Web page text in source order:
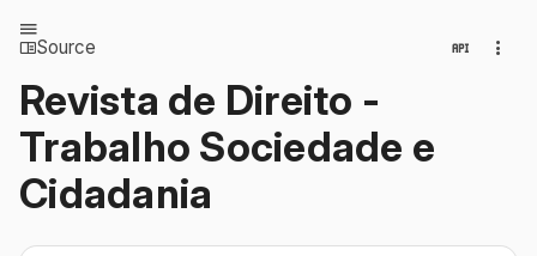
Source
Revista de Direito -
Trabalho Sociedade e
Cidadania